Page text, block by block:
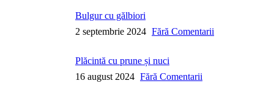
Bulgur cu gălbiori
2 septembrie 2024 Fără Comentarii
Plăcintă cu prune și nuci
16 august 2024 Fără Comentarii